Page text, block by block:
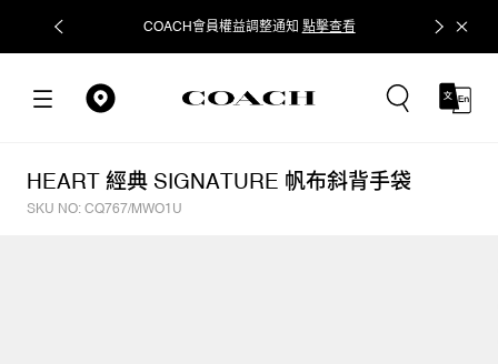
COACH會員權益調整通知 點擊查看 立即追蹤
HEART 經典 SIGNATURE 帆布斜背手袋
SKU NO: CQ767/MWO1U